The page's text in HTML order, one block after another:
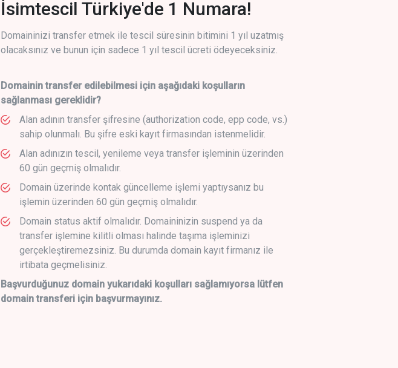
İsimtescil Türkiye'de 1 Numara!
Domaininizi transfer etmek ile tescil süresinin bitimini 1 yıl uzatmış
olacaksınız ve bunun için sadece 1 yıl tescil ücreti ödeyeceksiniz.
Domainin transfer edilebilmesi için aşağıdaki koşulların
sağlanması gereklidir?
Alan adının transfer şifresine (authorization code, epp code, vs.)
sahip olunmalı. Bu şifre eski kayıt firmasından istenmelidir.
Alan adınızın tescil, yenileme veya transfer işleminin üzerinden
60 gün geçmiş olmalıdır.
Domain üzerinde kontak güncelleme işlemi yaptıysanız bu
işlemin üzerinden 60 gün geçmiş olmalıdır.
Domain status aktif olmalıdır. Domaininizin suspend ya da
transfer işlemine kilitli olması halinde taşıma işleminizi
gerçekleştiremezsiniz. Bu durumda domain kayıt firmanız ile
irtibata geçmelisiniz.
Başvurduğunuz domain yukarıdaki koşulları sağlamıyorsa lütfen
domain transferi için başvurmayınız.